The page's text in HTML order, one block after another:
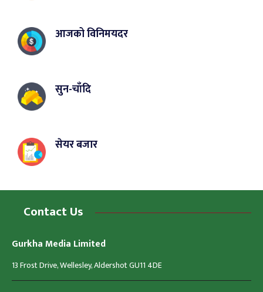
आजको विनिमयदर
सुन-चाँदि
सेयर बजार
Contact Us
Gurkha Media Limited
13 Frost Drive, Wellesley, Aldershot GU11 4DE